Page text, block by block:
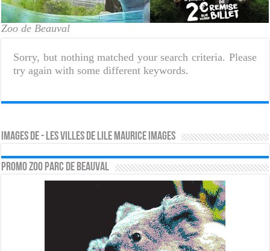
Zoo de Beauval
Sorry, but nothing matched your search criteria. Please
try again with some different keywords.
Images de - les villes de lile maurice images
PROMO ZOO PARC DE BEAUVAL